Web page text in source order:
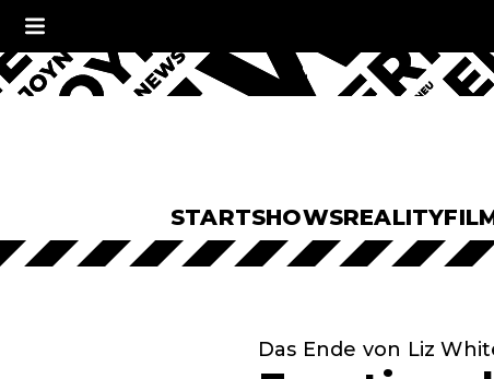
STARTSHOWSREALITY
Das Ende von Liz